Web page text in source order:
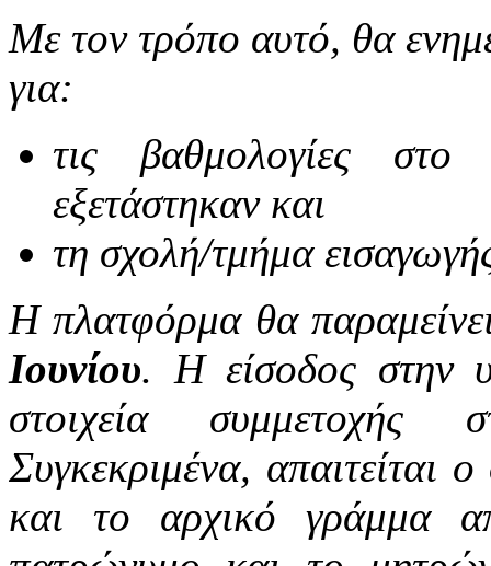
Με τον τρόπο αυτό, θα
για:
τις βαθμολογίες
εξετάστηκαν και
τη σχολή/τμήμα
Η πλατφόρμα θα
Ιουνίου. Η είσοδος στην
στοιχεία συμμετοχής
Συγκεκριμένα,
και το αρχικό γράμμα